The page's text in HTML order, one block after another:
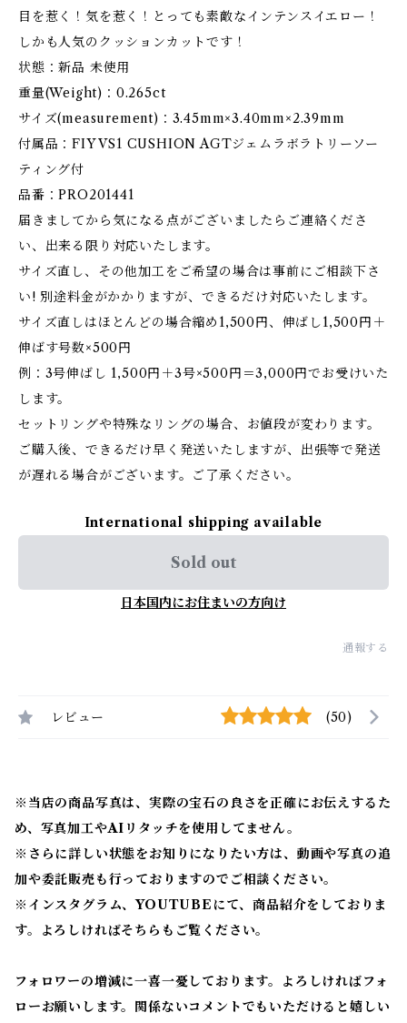
目を惹く！気を惹く！とっても素敵なインテンスイエロー！
しかも人気のクッションカットです！
状態：新品 未使用
重量(Weight)：0.265ct
サイズ(measurement)：3.45mm×3.40mm×2.39mm
付属品：FIY VS1 CUSHION AGTジェムラボラトリーソー
ティング付
品番：PRO201441
届きましてから気になる点がございましたらご連絡くださ
い、出来る限り対応いたします。
サイズ直し、その他加工をご希望の場合は事前にご相談下さ
い! 別途料金がかかりますが、できるだけ対応いたします。
サイズ直しはほとんどの場合縮め1,500円、伸ばし1,500円＋
伸ばす号数×500円
例：3号伸ばし 1,500円＋3号×500円＝3,000円でお受けいた
します。
セットリングや特殊なリングの場合、お値段が変わります。
ご購入後、できるだけ早く発送いたしますが、出張等で発送
が遅れる場合がございます。ご了承ください。
International shipping available
Sold out
日本国内にお住まいの方向け
通報する
レビュー (50)
※当店の商品写真は、実際の宝石の良さを正確にお伝えするた
め、写真加工やAIリタッチを使用してません。
※ さらに詳しい状態をお知りになりたい方は、動画や写真の追
加や委託販売も行っておりますのでご相談ください。
※ インスタグラム、YOUTUBEにて、商品紹介をしておりま
す。よろしければそちらもご覧ください。
フォロワーの増減に一喜一憂しております。よろしければフォ
ローお願いします。関係ないコメントでもいただけると嬉しい